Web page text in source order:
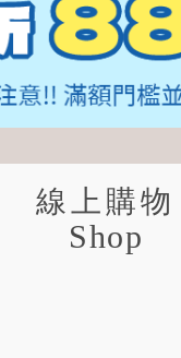
線上購物
Shop